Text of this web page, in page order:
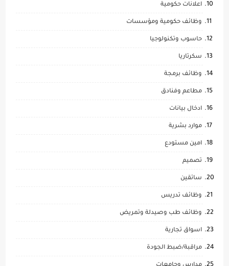
اعلانات حكومية
وظائف حكومية ومؤسسات
حاسوب وتكنولوجيا
سكرتاريا
وظائف برمجة
مطاعم وفنادق
ادخال بيانات
موارد بشرية
امين مستودع
تصميم
سائقين
وظائف تدريس
وظائف طب وصيدلة وتمريض
اسواق تجارية
مراقبة/ضبط الجودة